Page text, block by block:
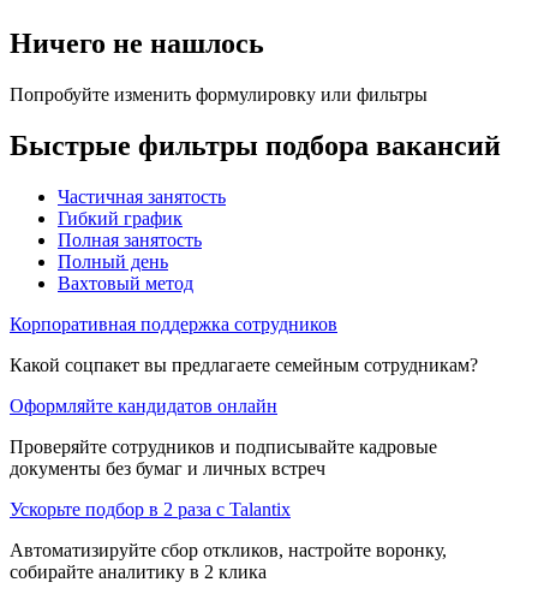
Ничего не нашлось
Попробуйте изменить формулировку или фильтры
Быстрые фильтры подбора вакансий
Частичная занятость
Гибкий график
Полная занятость
Полный день
Вахтовый метод
Корпоративная поддержка сотрудников
Какой соцпакет вы предлагаете семейным сотрудникам?
Оформляйте кандидатов онлайн
Проверяйте сотрудников и подписывайте кадровые
документы без бумаг и личных встреч
Ускорьте подбор в 2 раза с Talantix
Автоматизируйте сбор откликов, настройте воронку,
собирайте аналитику в 2 клика